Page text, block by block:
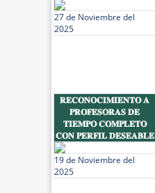
27 de Noviembre del
2025
𝐑𝐄𝐂𝐎𝐍𝐎𝐂𝐈𝐌𝐈𝐄𝐍𝐓𝐎 𝐀
𝐏𝐑𝐎𝐅𝐄𝐒𝐎𝐑𝐀𝐒 𝐃𝐄
𝐓𝐈𝐄𝐌𝐏𝐎 𝐂𝐎𝐌𝐏𝐋𝐄𝐓𝐎
𝐂𝐎𝐍 𝐏𝐄𝐑𝐅𝐈𝐋 𝐃𝐄𝐒𝐄𝐀𝐁𝐋𝐄
19 de Noviembre del
2025